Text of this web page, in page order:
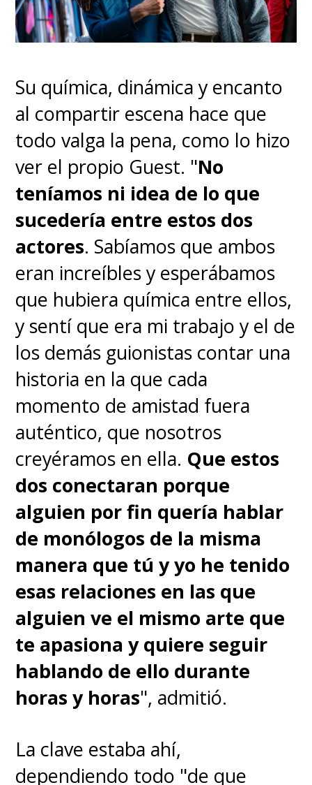
Su química, dinámica y encanto
al compartir escena hace que
todo valga la pena, como lo hizo
ver el propio Guest. "No
teníamos ni idea de lo que
sucedería entre estos dos
actores. Sabíamos que ambos
eran increíbles y esperábamos
que hubiera química entre ellos,
y sentí que era mi trabajo y el de
los demás guionistas contar una
historia en la que cada
momento de amistad fuera
auténtico, que nosotros
creyéramos en ella. Que estos
dos conectaran porque
alguien por fin quería hablar
de monólogos de la misma
manera que tú y yo he tenido
esas relaciones en las que
alguien ve el mismo arte que
te apasiona y quiere seguir
hablando de ello durante
horas y horas", admitió.
La clave estaba ahí,
dependiendo todo "de que